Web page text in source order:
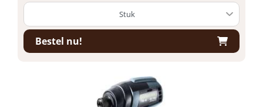
Bestel nu!